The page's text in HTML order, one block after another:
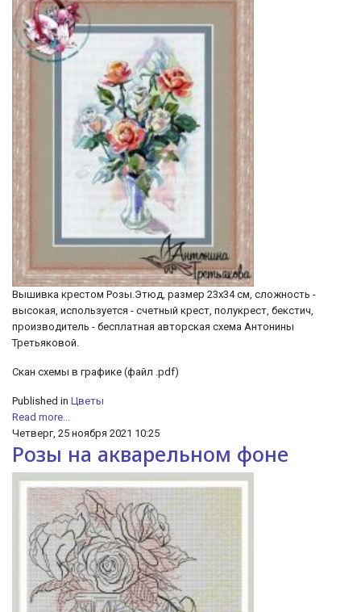
Вышивка крестом Розы.Этюд, размер 23х34 см, сложность -
высокая, используется - счетный крест, полукрест, бекстич,
производитель - бесплатная авторская схема Антонины
Третьяковой.
Скан схемы в графике (файл .pdf)
Published in Цветы
Read more...
Четверг, 25 ноября 2021 10:25
Розы на акварельном фоне